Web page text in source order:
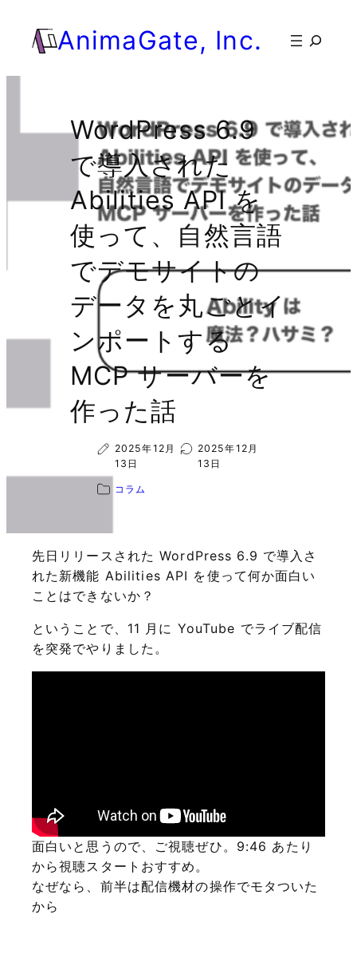
AnimaGate, Inc.
検
WordPress 6.9
で導入された
Abilities API を
使って、自然言語
でデモサイトの
データを丸ごとイ
ンポートする
MCP サーバーを
作った話
2025年12月
13日
2025年12月
13日
コラム
先日リリースされた WordPress 6.9 で導入さ
れた新機能 Abilities API を使って何か面白い
ことはできないか？
ということで、11 月に YouTube でライブ配信
を突発でやりました。
面白いと思うので、ご視聴ぜひ。9:46 あたり
から視聴スタートおすすめ。
なぜなら、前半は配信機材の操作でモタついた
から